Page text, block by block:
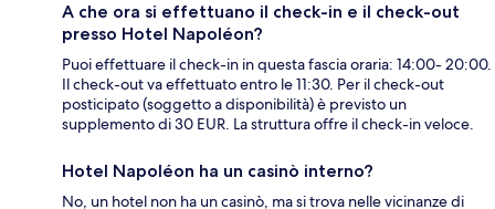
A che ora si effettuano il check-in e il check-out
presso Hotel Napoléon?
Puoi effettuare il check-in in questa fascia oraria: 14:00- 20:00.
Il check-out va effettuato entro le 11:30. Per il check-out
posticipato (soggetto a disponibilità) è previsto un
supplemento di 30 EUR. La struttura offre il check-in veloce.
Hotel Napoléon ha un casinò interno?
No, un hotel non ha un casinò, ma si trova nelle vicinanze di